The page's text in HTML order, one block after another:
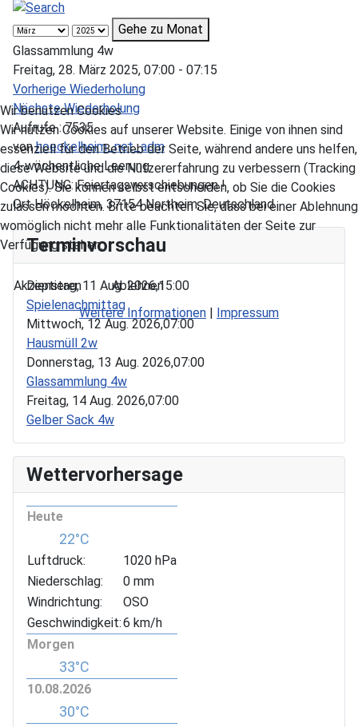
Gehe zu Monat
Glassammlung 4w
Freitag, 28. März 2025, 07:00 - 07:15
Vorherige Wiederholung
Nächste Wiederholung
Aufrufe: 7535
vonhoeckelheim_net_adm
4-wöchentliche Leerung
ACHTUNG: Feiertagsverschiebungen !
OrtHöckelheim, 37154 Northeim, Deutschland
Terminvorschau
Dienstag, 11 Aug. 2026,15:00
Spielenachmittag
Mittwoch, 12 Aug. 2026,07:00
Hausmüll 2w
Donnerstag, 13 Aug. 2026,07:00
Glassammlung 4w
Freitag, 14 Aug. 2026,07:00
Gelber Sack 4w
Wettervorhersage
Heute
22°C
Luftdruck:
1020 hPa
Niederschlag:
0 mm
Windrichtung:
OSO
Geschwindigkeit:6 km/h
Morgen
33°C
10.08.2026
30°C
Wir benutzen Cookies
Wir nutzen Cookies auf unserer Website. Einige von ihnen sind
essenziell für den Betrieb der Seite, während andere uns helfen,
diese Website und die Nutzererfahrung zu verbessern (Tracking
Cookies). Sie können selbst entscheiden, ob Sie die Cookies
zulassen möchten. Bitte beachten Sie, dass bei einer Ablehnung
womöglich nicht mehr alle Funktionalitäten der Seite zur
Verfügung stehen.
Akzeptieren
Ablehnen
Weitere Informationen | Impressum